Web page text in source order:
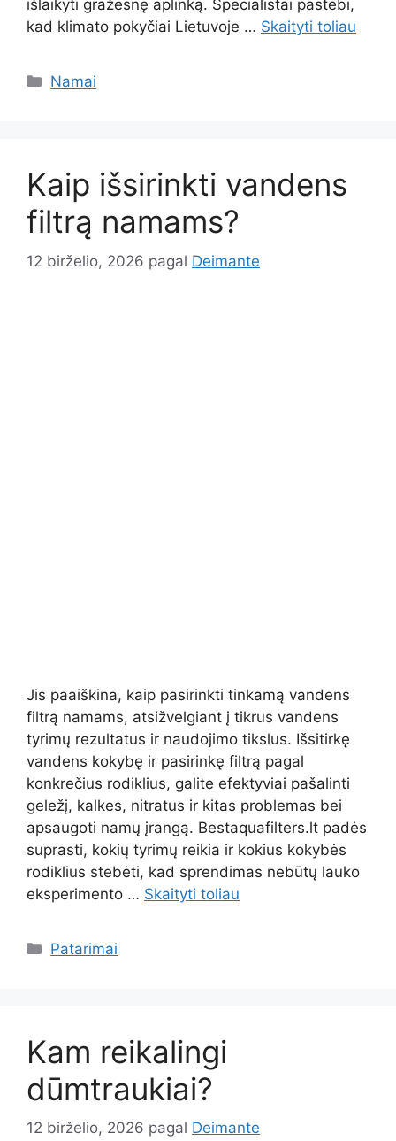
išlaikyti gražesnę aplinką. Specialistai pastebi,
kad klimato pokyčiai Lietuvoje … Skaityti toliau
Kategorijos
Namai
Kaip išsirinkti vandens
filtrą namams?
12 birželio, 2026 pagal Deimante
Jis paaiškina, kaip pasirinkti tinkamą vandens
filtrą namams, atsižvelgiant į tikrus vandens
tyrimų rezultatus ir naudojimo tikslus. Išsitirkę
vandens kokybę ir pasirinkę filtrą pagal
konkrečius rodiklius, galite efektyviai pašalinti
geležį, kalkes, nitratus ir kitas problemas bei
apsaugoti namų įrangą. Bestaquafilters.lt padės
suprasti, kokių tyrimų reikia ir kokius kokybės
rodiklius stebėti, kad sprendimas nebūtų lauko
eksperimento … Skaityti toliau
Kategorijos
Patarimai
Kam reikalingi
dūmtraukiai?
12 birželio, 2026 pagal Deimante